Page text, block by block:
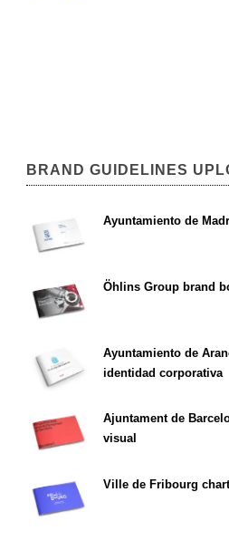
BRAND GUIDELINES
Ayuntamiento de
Öhlins Group brand
Ayuntamiento de
identidad corporativa
Ajuntament de
visual
Ville de Fribourg